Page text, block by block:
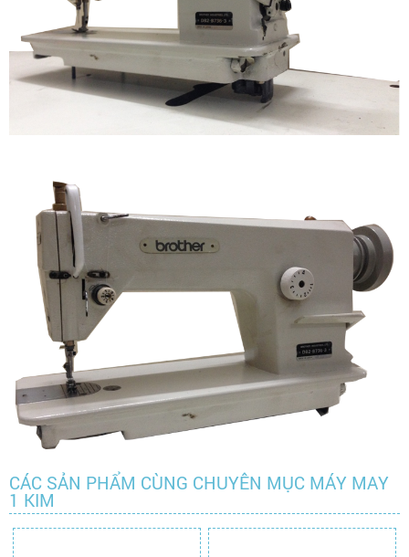
CÁC SẢN PHẨM CÙNG CHUYÊN MỤC MÁY MAY
1 KIM